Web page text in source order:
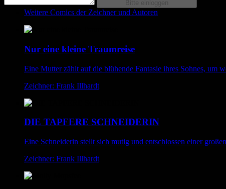
Weitere Comics der Zeichner und Autoren
Nur eine kleine Traumreise
Eine Mutter zählt auf die blühende Fantasie ihres Sohnes, um
Zeichner: Frank Illhardt
DIE TAPFERE SCHNEIDERIN
Eine Schneiderin stellt sich mutig und entschlossen einer
Zeichner: Frank Illhardt